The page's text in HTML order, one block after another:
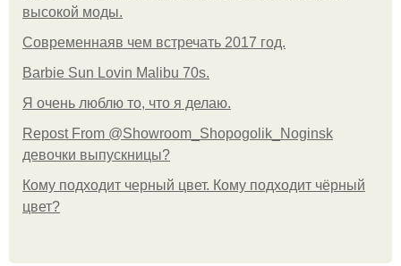
высокой моды.
Современнаяв чем встречать 2017 год.
Barbie Sun Lovin Malibu 70s.
Я очень люблю то, что я делаю.
Repost From @Showroom_Shopogolik_Noginsk
девочки выпускницы?
Кому подходит черный цвет. Кому подходит чёрный
цвет?